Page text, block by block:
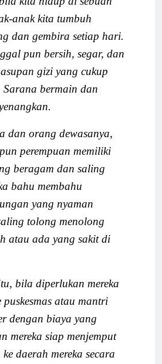
anak kita tumbuh
dan gembira setiap hari.
pun bersih, segar, dan
gizi yang cukup
Sarana bermain dan
dan orang dewasanya,
perempuan memiliki
beragam dan saling
bahu membahu
yang nyaman
tolong menolong
atau ada yang sakit di
bila diperlukan mereka
atau mantri
dengan biaya yang
mereka siap menjemput
daerah mereka secara